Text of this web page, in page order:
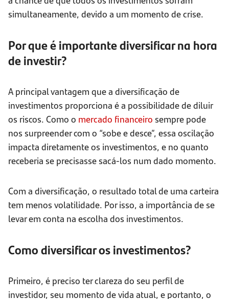
simultaneamente, devido a um momento de crise.
Por que é importante diversificar na hora
de investir?
A principal vantagem que a diversificação de
investimentos proporciona é a possibilidade de diluir
os riscos. Como o mercado financeiro sempre pode
nos surpreender com o “sobe e desce”, essa oscilação
impacta diretamente os investimentos, e no quanto
receberia se precisasse sacá-los num dado momento.
Com a diversificação, o resultado total de uma carteira
tem menos volatilidade. Por isso, a importância de se
levar em conta na escolha dos investimentos.
Como diversificar os investimentos?
Primeiro, é preciso ter clareza do seu perfil de
investidor, seu momento de vida atual, e portanto, o